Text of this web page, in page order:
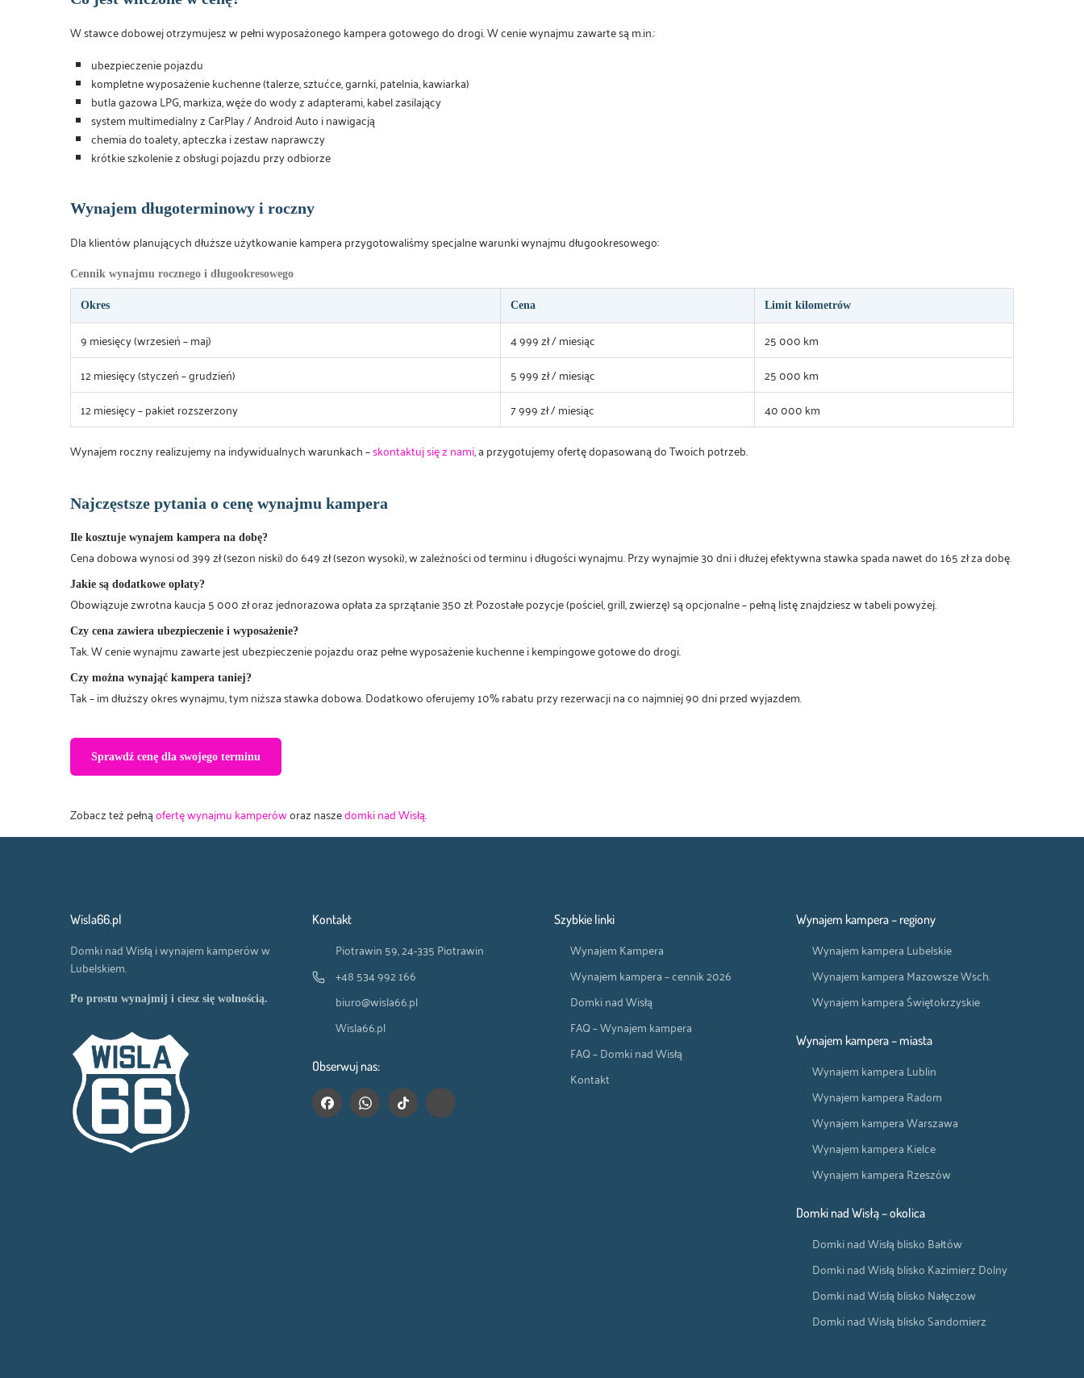
W stawce dobowej otrzymujesz w pełni wyposażonego kampera gotowego do drogi. W cenie wynajmu zawarte są m.in.:
ubezpieczenie pojazdu
kompletne wyposażenie kuchenne (talerze, sztućce, garnki, patelnia, kawiarka)
butla gazowa LPG, markiza, węże do wody z adapterami, kabel zasilający
system multimedialny z CarPlay / Android Auto i nawigacją
chemia do toalety, apteczka i zestaw naprawczy
krótkie szkolenie z obsługi pojazdu przy odbiorze
Wynajem długoterminowy i roczny
Dla klientów planujących dłuższe użytkowanie kampera przygotowaliśmy specjalne warunki wynajmu długookresowego:
Cennik wynajmu rocznego i długookresowego
Okres Cena Limit kilometrów
9 miesięcy (wrzesień – maj) 4 999 zł / miesiąc
25 000 km
12 miesięcy (styczeń – grudzień)
5 999 zł / miesiąc
25 000 km
12 miesięcy – pakiet rozszerzony
7 999 zł / miesiąc 40 000 km
Wynajem roczny realizujemy na indywidualnych warunkach –skontaktuj się z nami, a przygotujemy ofertę dopasowaną do Twoich potrzeb.
Najczęstsze pytania o cenę wynajmu kampera
Ile kosztuje wynajem kampera na dobę?
Cena dobowa wynosi od 399 zł (sezon niski) do 649 zł (sezon wysoki), w zależności od terminu i długości wynajmu. Przy wynajmie 30 dni i dłużej efektywna stawka spada nawet do 165 zł za dobę.
Jakie są dodatkowe opłaty?
Obowiązuje zwrotna kaucja 5 000 zł oraz jednorazowa opłata za sprzątanie 350 zł. Pozostałe pozycje (pościel, grill, zwierzę) są opcjonalne – pełną listę znajdziesz w tabeli powyżej.
Czy cena zawiera ubezpieczenie i wyposażenie?
Tak. W cenie wynajmu zawarte jest ubezpieczenie pojazdu oraz pełne wyposażenie kuchenne i kempingowe gotowe do drogi.
Czy można wynająć kampera taniej?
Tak – im dłuższy okres wynajmu, tym niższa stawka dobowa. Dodatkowo oferujemy 10% rabatu przy rezerwacji na co najmniej 90 dni przed wyjazdem.
Sprawdź cenę dla swojego terminu
Zobacz też pełnąofertę wynajmu kamperóworaz naszedomki nad Wisłą.
Wisla66.pl
Domki nad Wisłą i wynajem kamperów w
Lubelskiem.
Po prostu wynajmij i ciesz się wolnością.
Kontakt
Piotrawin 59, 24-335 Piotrawin
+48 534 992 166
biuro@wisla66.pl
Wisla66.pl
Obserwuj nas:
Szybkie linki
Wynajem Kampera
Wynajem kampera – cennik 2026
Domki nad Wisłą
FAQ – Wynajem kampera
FAQ – Domki nad Wisłą
Kontakt
Wynajem kampera – regiony
Wynajem kampera Lubelskie
Wynajem kampera Mazowsze Wsch.
Wynajem kampera Świętokrzyskie
Wynajem kampera – miasta
Wynajem kampera Lublin
Wynajem kampera Radom
Wynajem kampera Warszawa
Wynajem kampera Kielce
Wynajem kampera Rzeszów
Domki nad Wisłą – okolica
Domki nad Wisłą blisko Bałtów
Domki nad Wisłą blisko Kazimierz Dolny
Domki nad Wisłą blisko Nałęczow
Domki nad Wisłą blisko Sandomierz